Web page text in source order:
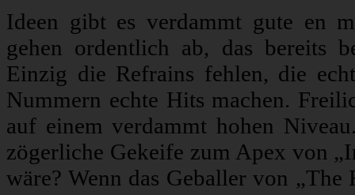
Ideen gibt es verdammt gute en
gehen ordentlich ab, das bereits
Einzig die Refrains fehlen, die
Nummern echte Hits machen.
auf einem verdammt hohen
zögerliche Gekeife zum Apex von
wäre? Wenn das Geballer von